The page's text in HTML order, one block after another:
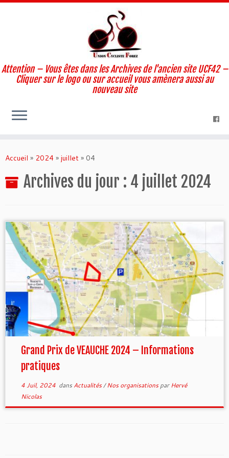
to
Attention – Vous êtes dans les Archives de l'ancien site UCF42 –
Cliquer sur le logo ou sur accueil vous amènera aussi au
nouveau site
Accueil » 2024 » juillet » 04
Archives du jour : 4 juillet 2024
Grand Prix de VEAUCHE 2024 – Informations
pratiques
4 Juil, 2024dans Actualités/Nos organisationsparHervé
Nicolas